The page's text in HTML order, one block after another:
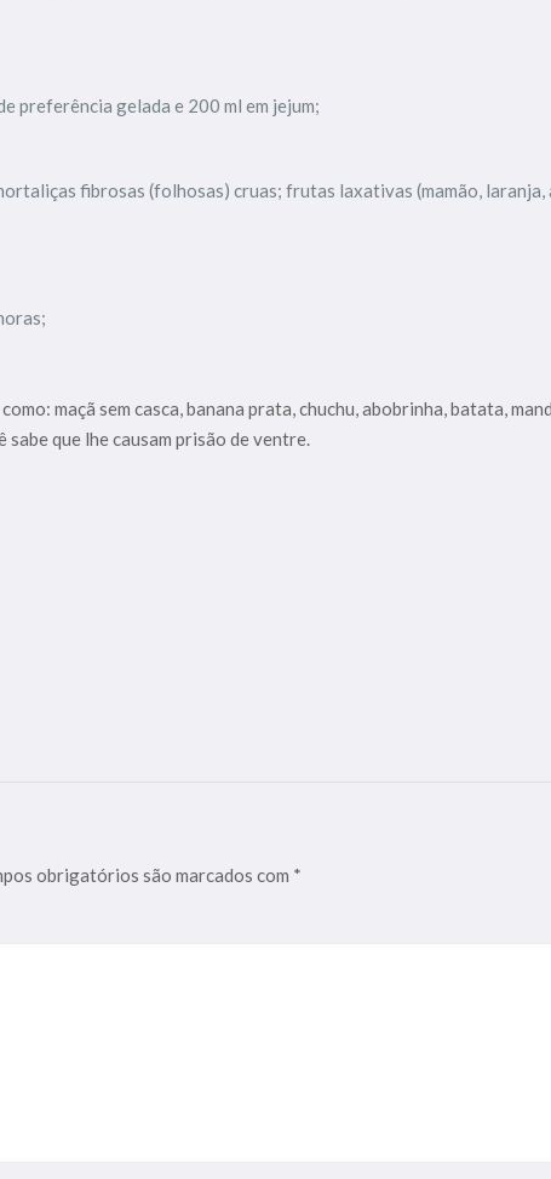
preferência gelada e 200 ml em jejum;
fibrosas (folhosas) cruas; frutas laxativas (mamão, laranja,
maçã sem casca, banana prata, chuchu, abobrinha, batata,
que lhe causam prisão de ventre.
obrigatórios são marcados com *